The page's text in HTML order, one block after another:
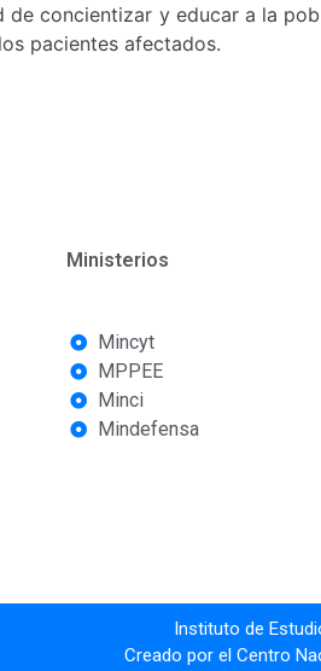
concientizar y educar a la
pacientes afectados.
Ministerios
Mincyt
MPPEE
Minci
Mindefensa
Instituto de
Creado por el Centro